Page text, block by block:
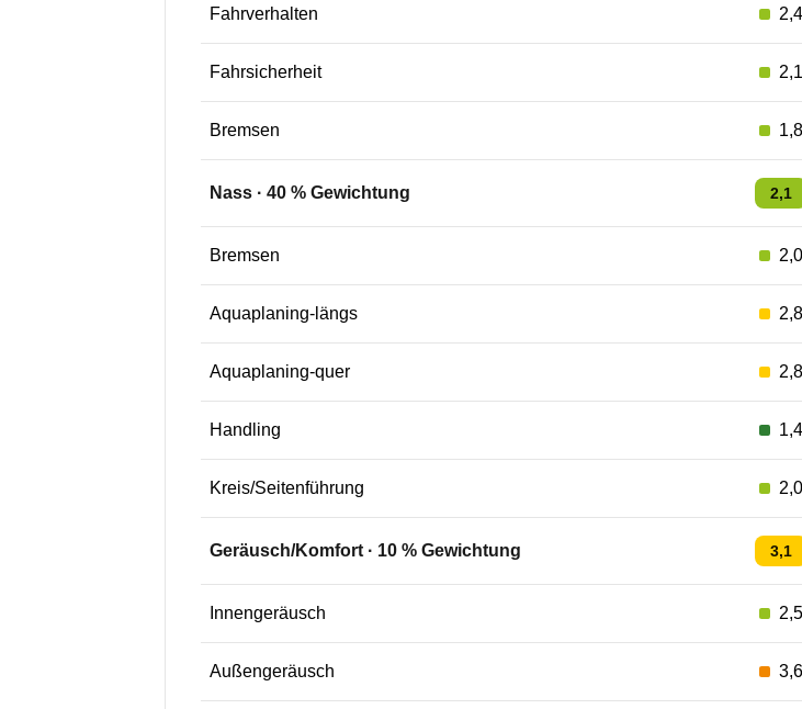
Fahrverhalten 2,4
Fahrsicherheit 2,1
Bremsen 1,8
Nass · 40 % Gewichtung 2,1
Bremsen 2,0
Aquaplaning-längs 2,8
Aquaplaning-quer 2,8
Handling 1,4
Kreis/Seitenführung 2,0
Geräusch/Komfort · 10 % Gewichtung 3,1
Innengeräusch 2,5
Außengeräusch 3,6